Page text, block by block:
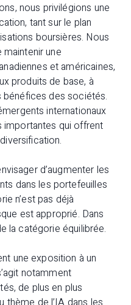
nous privilégions une
tant sur le plan
boursières. Nous
une
et américaines,
produits de base, à
bénéfices des sociétés.
internationaux
qui offrent
d’augmenter les
dans les portefeuilles
n’est pas déjà
est approprié. Dans
la catégorie équilibrée.
une exposition à un
notamment
de plus en plus